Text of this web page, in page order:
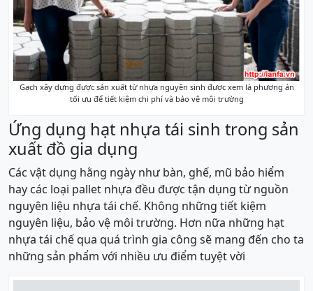
Gạch xây dựng được sản xuất từ nhựa nguyên sinh được xem là phương án
tối ưu để tiết kiệm chi phí và bảo vệ môi trường
Ứng dụng hạt nhựa tái sinh trong sản
xuất đồ gia dụng
Các vật dụng hằng ngày như bàn, ghế, mũ bảo hiểm
hay các loại pallet nhựa đều được tận dụng từ nguồn
nguyên liệu nhựa tái chế. Không những tiết kiệm
nguyên liệu, bảo vệ môi trường. Hơn nữa những hạt
nhựa tái chế qua quá trình gia công sẽ mang đến cho ta
những sản phẩm với nhiều ưu điểm tuyệt vời